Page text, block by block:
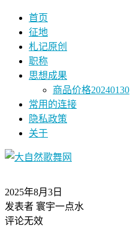
首页
征地
札记原创
职称
思想成果
商品价格20240130
常用的连接
隐私政策
关于
2025年8月3日
发表者 寰宇一点水
评论无效